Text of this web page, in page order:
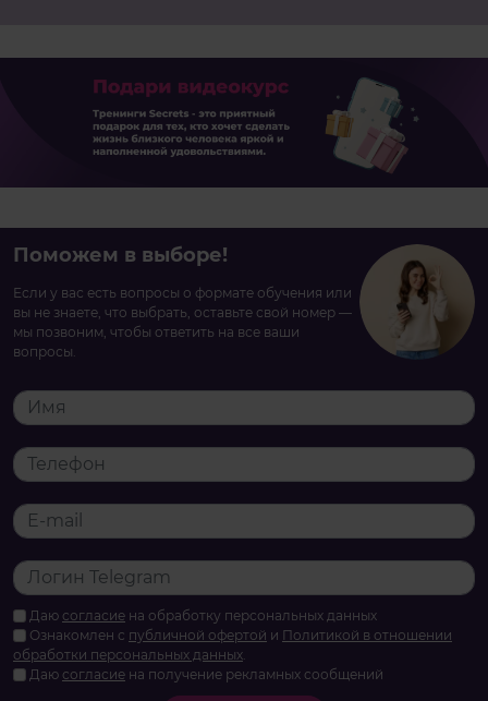
Поможем в выборе!
Если у вас есть вопросы о формате обучения или
вы не знаете, что выбрать, оставьте свой номер —
мы позвоним, чтобы ответить на все ваши
вопросы.
Даю согласие на обработку персональных данных
Ознакомлен с публичной офертой и Политикой в отношении
обработки персональных данных
Даю согласие на получение рекламных сообщений